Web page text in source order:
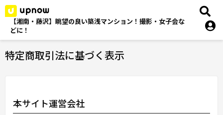
【湘南・藤沢】眺望の良い築浅マンション！撮影・女子会な
どに！
特定商取引法に基づく表示
本サイト運営会社